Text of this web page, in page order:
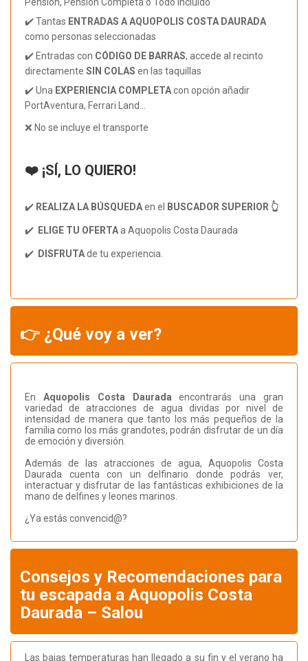
Pensión, Pensión Completa o Todo Incluido
✔️ Tantas ENTRADAS A AQUOPOLIS COSTA DAURADA
como personas seleccionadas
✔️ Entradas con CÓDIGO DE BARRAS, accede al recinto
directamente SIN COLAS en las taquillas
✔️ Una EXPERIENCIA COMPLETAcon opción añadir
PortAventura, Ferrari Land...
❌ No se incluye el transporte
❤️ ¡SÍ, LO QUIERO!
✔️ REALIZA LA BÚSQUEDAen el BUSCADOR SUPERIOR 👆
✔️ ELIGE TU OFERTAa Aquopolis Costa Daurada
✔️ DISFRUTAde tu experiencia.
👉 ¿Qué voy a ver?
En Aquopolis Costa Dauradaencontrarás una gran
variedad de atracciones de agua dividas por nivel de
intensidad de manera que tanto los más pequeños de la
familia como los más grandotes, podrán disfrutar de un día
de emoción y diversión.
Además de las atracciones de agua, Aquopolis Costa
Daurada cuenta con un delfinario donde podrás ver,
interactuar y disfrutar de las fantásticas exhibiciones de la
mano de delfines y leones marinos.
¿Ya estás convencid@?
Consejos y Recomendaciones para
tu escapada a Aquopolis Costa
Daurada – Salou
Las bajas temperaturas han llegado a su fin y el verano ha